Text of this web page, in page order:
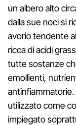
un albero alto
dalla sue noci si
avorio tendente
ricca di acidi
tutte sostanze
emollienti,
antinfiammatorie.
utilizzato come
impiegato